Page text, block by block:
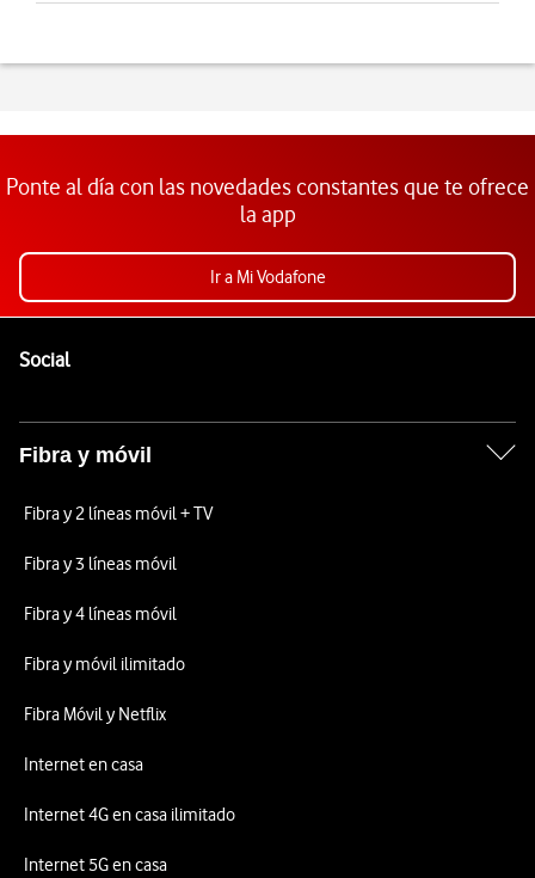
Ponte al día con las novedades constantes que te ofrece
la app
Ir a Mi Vodafone
SocialEnlaces a las redes sociales de Vodafone
Fibra y móvil
Fibra y 2 líneas móvil + TV
Fibra y 3 líneas móvil
Fibra y 4 líneas móvil
Fibra y móvil ilimitado
Fibra Móvil y Netflix
Internet en casa
Internet 4G en casa ilimitado
Internet 5G en casa